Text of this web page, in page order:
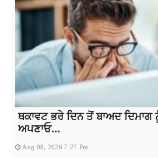
ਥਕਾਵਟ ਭਰੇ ਦਿਨ ਤੋਂ ਬਾਅਦ
ਅਪਣਾਓ...
Aug 08, 2026 7:27 Pm